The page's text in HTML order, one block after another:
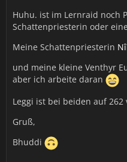
Huhu. ist im Lernraid noch
Schattenpriesterin oder
Meine Schattenpriesterin
und meine kleine Venthyr
aber ich arbeite daran
Leggi ist bei beiden auf 262
Gruß,
Bhuddi